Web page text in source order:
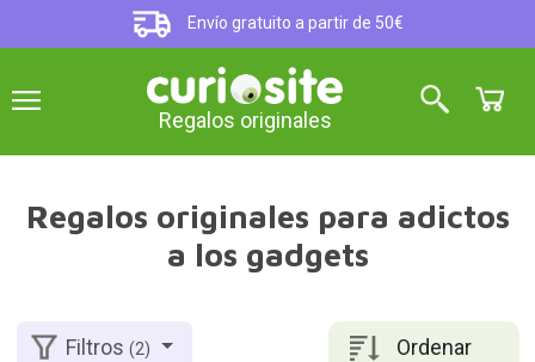
Envío gratuito a partir de 50€
Regalos originales
Regalos originales para adictos
a los gadgets
Ordenar
Filtros(2)